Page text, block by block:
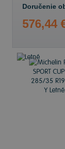
Doručenie
576,44